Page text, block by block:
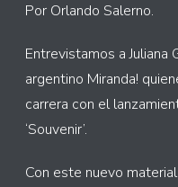
Por Orlando Salerno.
Entrevistamos a
argentino Miranda!
carrera con el
‘Souvenir’.
Con este nuevo